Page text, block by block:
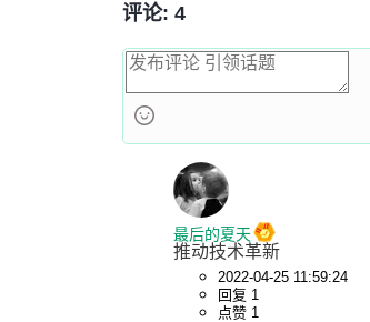
评论: 4
最后的夏天
推动技术革新
2022-04-25 11:59:24
回复 1
点赞 1